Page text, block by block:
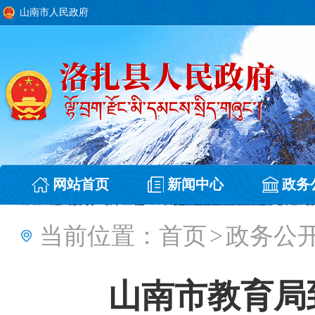
山南市人民政府
网站首页 新闻中心 政务
当前位置： 首页>政务公
山南市教育